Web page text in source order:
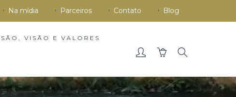
Na mídia Parceiros Contato Blog
VISÃO E VALORES